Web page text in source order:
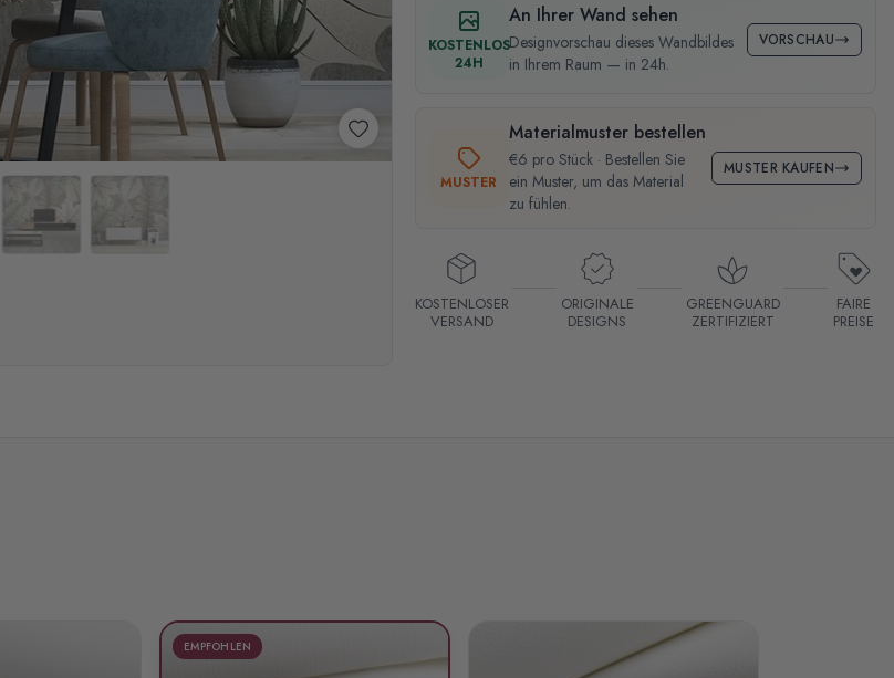
KOSTENLOS
24H
An Ihrer Wand sehen
Designvorschau dieses Wandbildes
in Ihrem Raum — in 24h.
VORSCHAU
MUSTER
Materialmuster bestellen
€6 pro Stück · Bestellen Sie
ein Muster, um das Material
zu fühlen.
MUSTER KAUFEN
KOSTENLOSER
VERSAND
ORIGINALE
DESIGNS
GREENGUARD
ZERTIFIZIERT
FAIRE
PREISE
EMPFOHLEN